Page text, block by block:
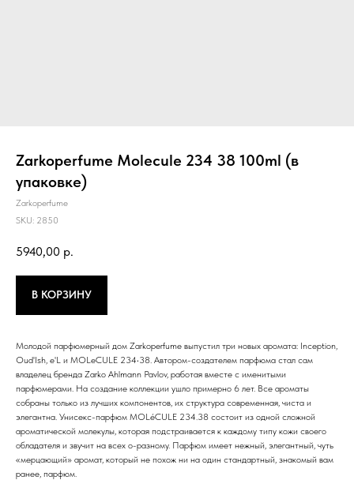
Zarkoperfume Molecule 234 38 100ml (в
упаковке)
Zarkoperfume
SKU: 2850
5940,00 р.
В КОРЗИНУ
Молодой парфюмерный дом Zarkoperfume выпустил три новых аромата: Inception,
Oud'Ish, e'L и MOLeCULE 234•38. Автором-создателем парфюма стал сам
владелец бренда Zarko Ahlmann Pavlov, работая вместе с именитыми
парфюмерами. На создание коллекции ушло примерно 6 лет. Все ароматы
собраны только из лучших компонентов, их структура современная, чиста и
элегантна. Унисекс-парфюм MOLéCULE 234.38 состоит из одной сложной
ароматической молекулы, которая подстраивается к каждому типу кожи своего
обладателя и звучит на всех о-разному. Парфюм имеет нежный, элегантный, чуть
«мерцающий» аромат, который не похож ни на один стандартный, знакомый вам
ранее, парфюм.